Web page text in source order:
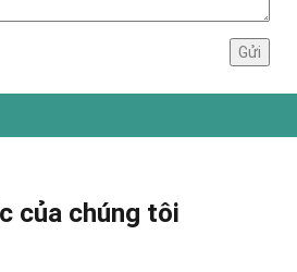
của chúng tôi